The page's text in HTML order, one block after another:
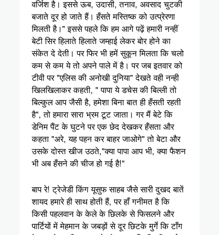
वर्जिश है। इससे ऊब, उदासी, तनाव, अवसाद चुटकी
बजाते दूर हो जाते हैं। हँसते मस्तिष्क को उत्प्रेरणा
मिलती है।" इससे पहले कि हम आगे पढ़ें हमारी नन्हीं
बेटी सिर हिलाते हिलाते जम्हाई लेकर बोर होने का
संकेत दे देती। पर फिर भी हमें सुकून मिलता कि चलो
कम से कम ये तो अपने पाले में है। पर जब इतवार को
टीवी पर "एलिस की अनोखी दुनिया" देखते वही नन्ही
खिलखिलाकर कहती, " पापा ये डचेस की बिल्ली तो
बिल्कुल आप जैसी है, हमेशा बिना बात ही हँसती रहती
है", तो हमारा सारा भ्रम टूट जाता। गर मैं बेटे कि
डेनिम पैंट के घुटने पर एक छेद देखकर हँसता और
कहता "अरे, यह पहन कर बाहर जाओगे" तो बेटा और
उसके दोस्त खीज उठते,"क्या पापा आप भी, क्या फैशन
भी अब हँसने की चीज हो गई है!"
बाप रे! ट्रेजेडी किंग यूसुफ साहब जैसे सारी दुखद बातें
शायद हमारे ही साथ होती हैं, पर हाँ गनीमत है कि
किसी पहलवान के केले के छिलके से फिसलने और
पार्टियों में मेहमान के जबड़ों से दूर छिटके मुर्गे कि टाँग